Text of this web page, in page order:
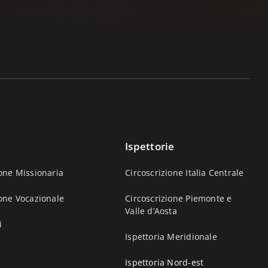
Missionaria
Vocazionale
Ispettorie
Circoscrizione Italia Centrale
Circoscrizione Piemonte e
Valle d’Aosta
Ispettoria Meridionale
Ispettoria Nord-est